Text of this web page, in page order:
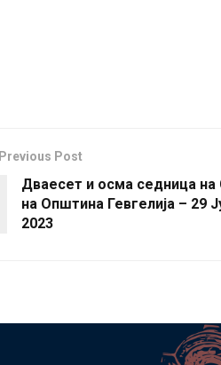
Previous Post
Дваесет и осма седница на
на Општина Гевгелија – 29
2023